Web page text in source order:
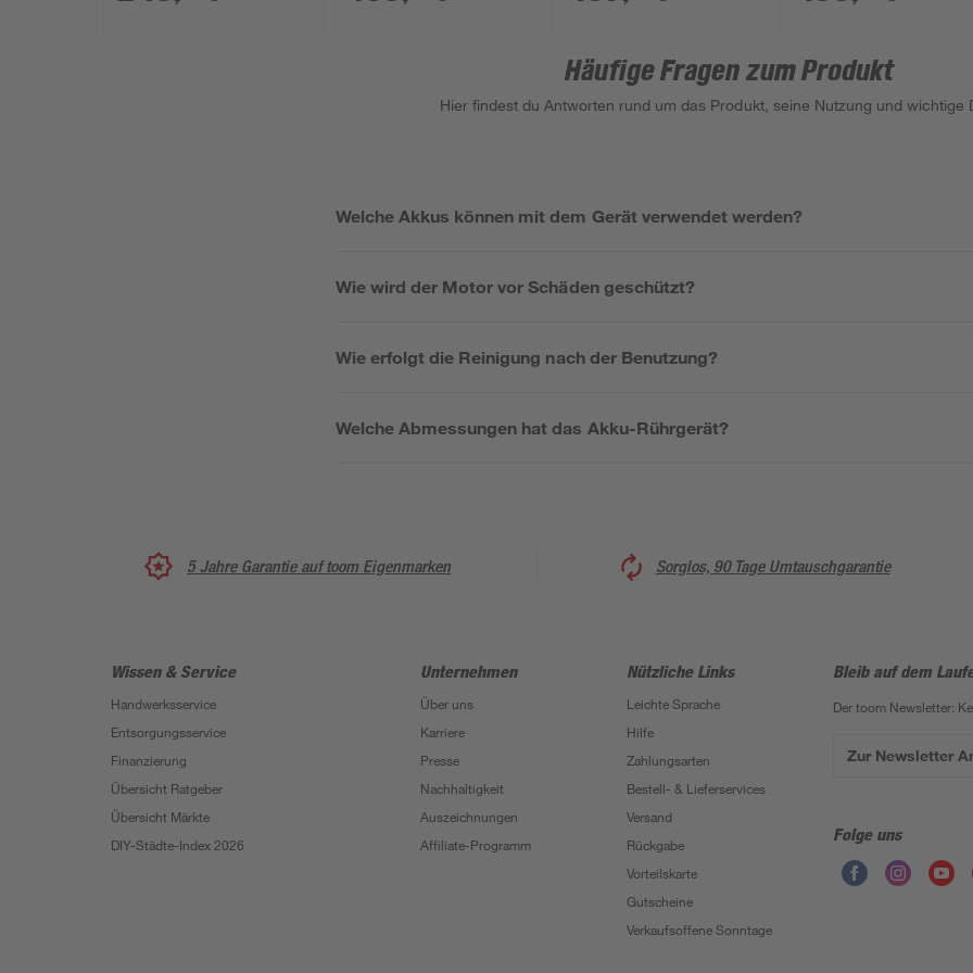
Akku und Ladegerät
Häufige Fragen zum Produkt
Hier findest du Antworten rund um das Produkt, seine Nutzung und wichtige
Welche Akkus können mit dem Gerät verwendet werden?
Wie wird der Motor vor Schäden geschützt?
Wie erfolgt die Reinigung nach der Benutzung?
Welche Abmessungen hat das Akku-Rührgerät?
5 Jahre Garantie auf toom Eigenmarken Sorglos, 90 Tage Umtauschgarantie
Wissen & Service
Handwerksservice
Entsorgungsservice
Finanzierung
Übersicht Ratgeber
Übersicht Märkte
DIY-Städte-Index 2026
Unternehmen
Über uns
Karriere
Presse
Nachhaltigkeit
Auszeichnungen
Affiliate-Programm
Nützliche Links
Leichte Sprache
Hilfe
Zahlungsarten
Bestell- & Lieferservices
Versand
Rückgabe
Vorteilskarte
Gutscheine
Verkaufsoffene Sonntage
Bleib auf dem
Der toom Newsletter:
Zur Newsletter
Folge uns